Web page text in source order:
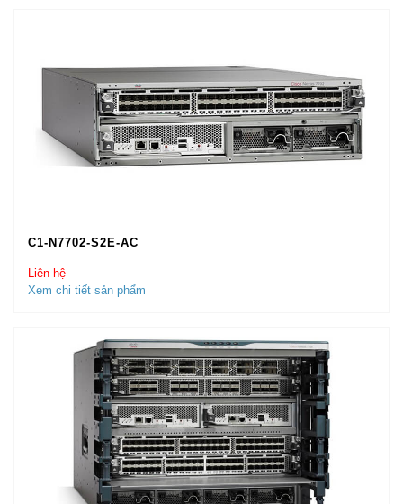
C1-N7702-S2E-AC
Liên hệ
Xem chi tiết sản phẩm